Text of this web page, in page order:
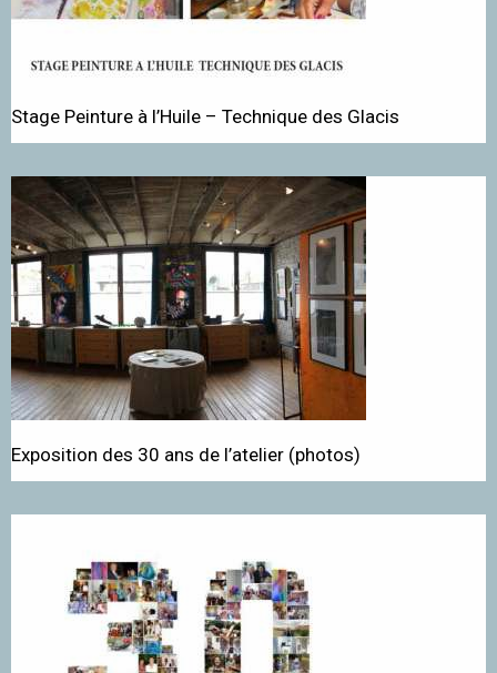
Stage Peinture à l’Huile – Technique des Glacis
Exposition des 30 ans de l’atelier (photos)